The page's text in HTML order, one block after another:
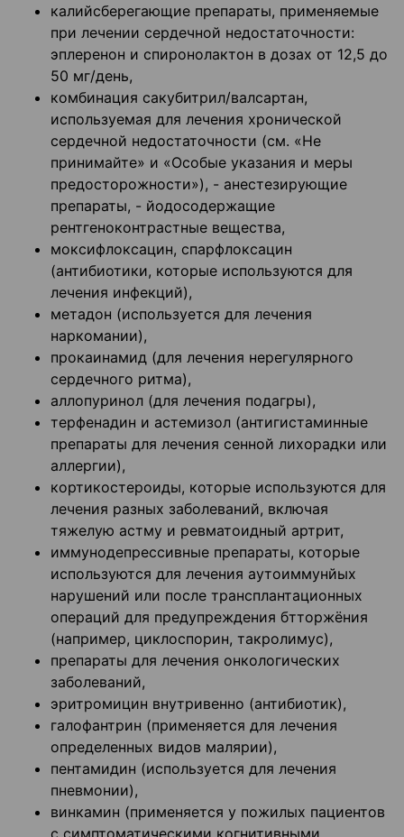
калийсберегающие препараты, применяемые
при лечении сердечной недостаточности:
эплеренон и спиронолактон в дозах от 12,5 до
50 мг/день,
комбинация сакубитрил/валсартан,
используемая для лечения хронической
сердечной недостаточности (см. «Не
принимайте» и «Особые указания и меры
предосторожности»), - анестезирующие
препараты, - йодосодержащие
рентгеноконтрастные вещества,
моксифлоксацин, спарфлоксацин
(антибиотики, которые используются для
лечения инфекций),
метадон (используется для лечения
наркомании),
прокаинамид (для лечения нерегулярного
сердечного ритма),
аллопуринол (для лечения подагры),
терфенадин и астемизол (антигистаминные
препараты для лечения сенной лихорадки или
аллергии),
кортикостероиды, которые используются для
лечения разных заболеваний, включая
тяжелую астму и ревматоидный артрит,
иммунодепрессивные препараты, которые
используются для лечения аутоиммунйых
нарушений или после трансплантационных
операций для предупреждения бтторжёния
(например, циклоспорин, такролимус),
препараты для лечения онкологических
заболеваний,
эритромицин внутривенно (антибиотик),
галофантрин (применяется для лечения
определенных видов малярии),
пентамидин (используется для лечения
пневмонии),
винкамин (применяется у пожилых пациентов